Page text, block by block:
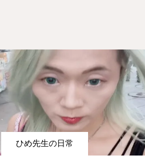
ひめ先生の日常